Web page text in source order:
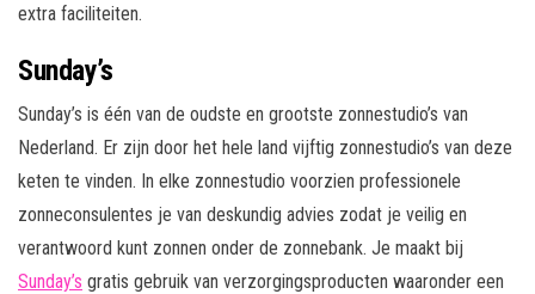
extra faciliteiten.
Sunday’s
Sunday’s is één van de oudste en grootste zonnestudio’s van
Nederland. Er zijn door het hele land vijftig zonnestudio’s van deze
keten te vinden. In elke zonnestudio voorzien professionele
zonneconsulentes je van deskundig advies zodat je veilig en
verantwoord kunt zonnen onder de zonnebank. Je maakt bij
Sunday’s gratis gebruik van verzorgingsproducten waaronder een